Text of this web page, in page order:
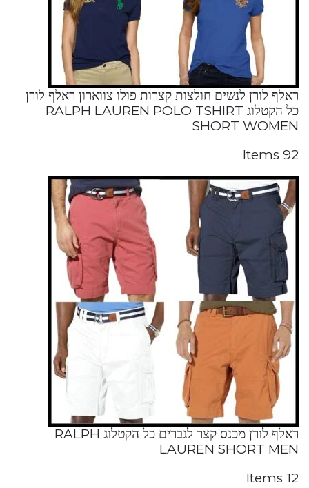
ראלף לורן לנשים חולצות קצרות פולו צווארון ראלף לורן
כל הקטלוג RALPH LAUREN POLO TSHIRT
SHORT WOMEN
92 Items
ראלף לורן מכנס קצר לגברים כל הקטלוג RALPH
LAUREN SHORT MEN
12 Items